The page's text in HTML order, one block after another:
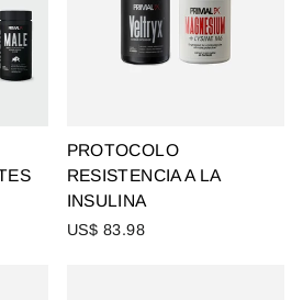
PROTOCOLO
RESISTENCIA A LA
INSULINA
US$ 83.98